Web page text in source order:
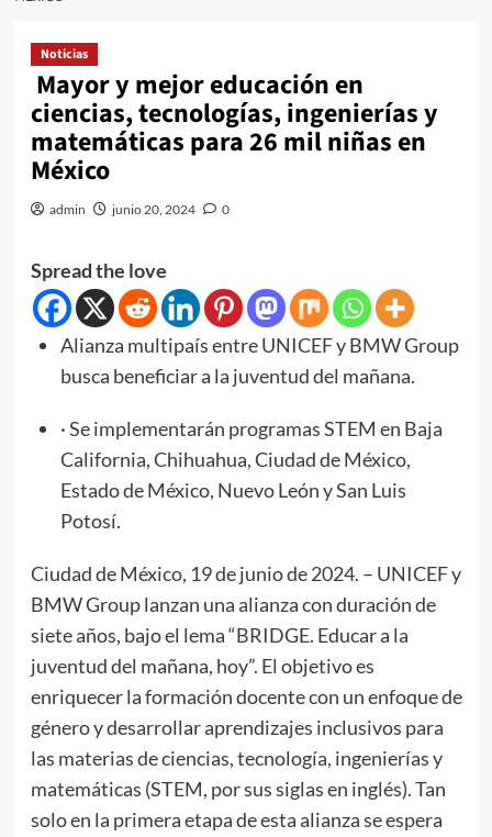
Noticias
Mayor y mejor educación en
ciencias, tecnologías, ingenierías y
matemáticas para 26 mil niñas en
México
admin junio 20, 2024 0
Spread the love
Alianza multipaís entre UNICEF y BMW Group
busca beneficiar a la juventud del mañana.
· Se implementarán programas STEM en Baja
California, Chihuahua, Ciudad de México,
Estado de México, Nuevo León y San Luis
Potosí.
Ciudad de México, 19 de junio de 2024. – UNICEF y
BMW Group lanzan una alianza con duración de
siete años, bajo el lema “BRIDGE. Educar a la
juventud del mañana, hoy”. El objetivo es
enriquecer la formación docente con un enfoque de
género y desarrollar aprendizajes inclusivos para
las materias de ciencias, tecnología, ingenierías y
matemáticas (STEM, por sus siglas en inglés). Tan
solo en la primera etapa de esta alianza se espera